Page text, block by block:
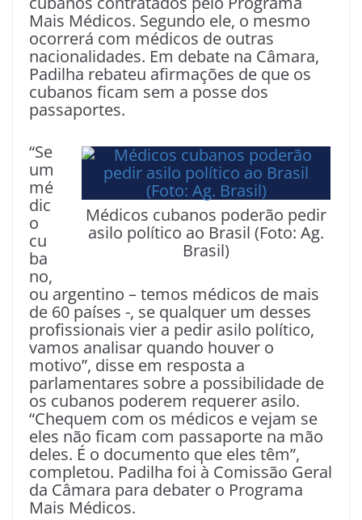
Mais Médicos. Segundo ele, o mesmo
ocorrerá com médicos de outras
nacionalidades. Em debate na Câmara,
Padilha rebateu afirmações de que os
cubanos ficam sem a posse dos
passaportes.
Médicos cubanos poderão pedir
asilo político ao Brasil (Foto: Ag.
Brasil)
“Se
um
mé
dic
o
cu
ba
no,
ou argentino – temos médicos de mais
de 60 países -, se qualquer um desses
profissionais vier a pedir asilo político,
vamos analisar quando houver o
motivo”, disse em resposta a
parlamentares sobre a possibilidade de
os cubanos poderem requerer asilo.
“Chequem com os médicos e vejam se
eles não ficam com passaporte na mão
deles. É o documento que eles têm”,
completou. Padilha foi à Comissão Geral
da Câmara para debater o Programa
Mais Médicos.